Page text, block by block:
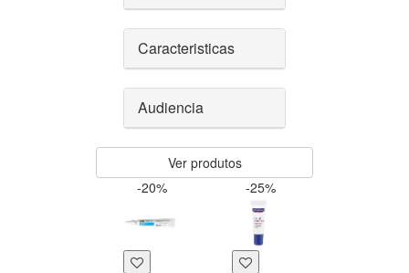
Caracteristicas
Audiencia
Ver produtos
-20%
-25%